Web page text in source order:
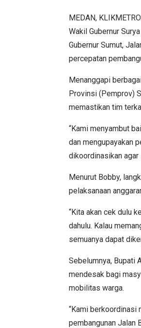
MEDAN,
Wakil Gubernur
Gubernur Sumut,
percepatan
Menanggapi
Provinsi (Pemprov)
memastikan tim
“Kami menyambut
dan mengupayakan
dikoordinasikan agar
Menurut Bobby,
pelaksanaan
“Kita akan cek dulu
dahulu. Kalau
semuanya dapat
Sebelumnya, Bupati
mendesak bagi
mobilitas warga.
“Kami berkoordinasi
pembangunan Jalan